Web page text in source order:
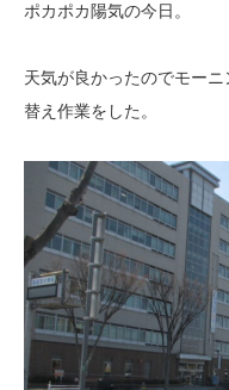
ポカポカ陽気の今日。
天気が良かったのでモー
替え作業をした。